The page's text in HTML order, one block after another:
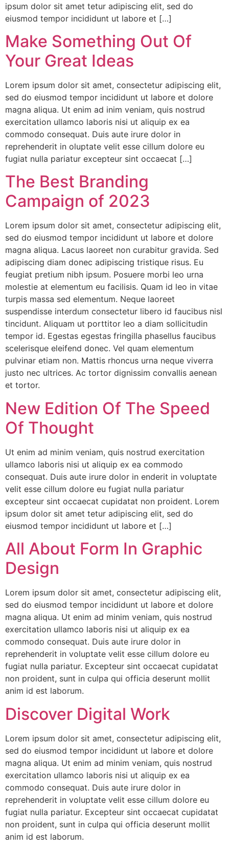
ipsum dolor sit amet tetur adipiscing elit, sed do
eiusmod tempor incididunt ut labore et […]
Make Something Out Of
Your Great Ideas
Lorem ipsum dolor sit amet, consectetur adipiscing elit,
sed do eiusmod tempor incididunt ut labore et dolore
magna aliqua. Ut enim ad inim veniam, quis nostrud
exercitation ullamco laboris nisi ut aliquip ex ea
commodo consequat. Duis aute irure dolor in
reprehenderit in oluptate velit esse cillum dolore eu
fugiat nulla pariatur excepteur sint occaecat […]
The Best Branding
Campaign of 2023
Lorem ipsum dolor sit amet, consectetur adipiscing elit,
sed do eiusmod tempor incididunt ut labore et dolore
magna aliqua. Lacus laoreet non curabitur gravida. Sed
adipiscing diam donec adipiscing tristique risus. Eu
feugiat pretium nibh ipsum. Posuere morbi leo urna
molestie at elementum eu facilisis. Quam id leo in vitae
turpis massa sed elementum. Neque laoreet
suspendisse interdum consectetur libero id faucibus nisl
tincidunt. Aliquam ut porttitor leo a diam sollicitudin
tempor id. Egestas egestas fringilla phasellus faucibus
scelerisque eleifend donec. Vel quam elementum
pulvinar etiam non. Mattis rhoncus urna neque viverra
justo nec ultrices. Ac tortor dignissim convallis aenean
et tortor.
New Edition Of The Speed
Of Thought
Ut enim ad minim veniam, quis nostrud exercitation
ullamco laboris nisi ut aliquip ex ea commodo
consequat. Duis aute irure dolor in enderit in voluptate
velit esse cillum dolore eu fugiat nulla pariatur
excepteur sint occaecat cupidatat non proident. Lorem
ipsum dolor sit amet tetur adipiscing elit, sed do
eiusmod tempor incididunt ut labore et […]
All About Form In Graphic
Design
Lorem ipsum dolor sit amet, consectetur adipiscing elit,
sed do eiusmod tempor incididunt ut labore et dolore
magna aliqua. Ut enim ad minim veniam, quis nostrud
exercitation ullamco laboris nisi ut aliquip ex ea
commodo consequat. Duis aute irure dolor in
reprehenderit in voluptate velit esse cillum dolore eu
fugiat nulla pariatur. Excepteur sint occaecat cupidatat
non proident, sunt in culpa qui officia deserunt mollit
anim id est laborum.
Discover Digital Work
Lorem ipsum dolor sit amet, consectetur adipiscing elit,
sed do eiusmod tempor incididunt ut labore et dolore
magna aliqua. Ut enim ad minim veniam, quis nostrud
exercitation ullamco laboris nisi ut aliquip ex ea
commodo consequat. Duis aute irure dolor in
reprehenderit in voluptate velit esse cillum dolore eu
fugiat nulla pariatur. Excepteur sint occaecat cupidatat
non proident, sunt in culpa qui officia deserunt mollit
anim id est laborum.